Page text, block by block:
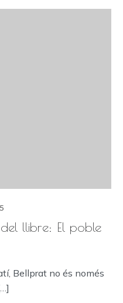
llibre: El poble
Bellprat no és només